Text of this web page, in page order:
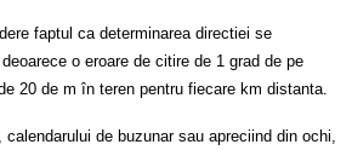
faptul ca determinarea directiei se
o eroare de citire de 1 grad de pe
20 de m în teren pentru fiecare km distanta.
de buzunar sau apreciind din ochi,